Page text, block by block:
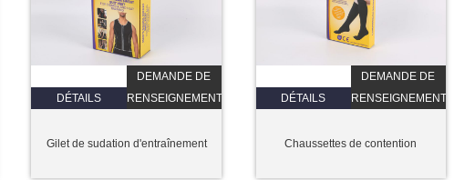
DÉTAILS
DEMANDE DE
RENSEIGNEMENTS
Gilet de sudation d'entraînement
DÉTAILS
DEMANDE DE
RENSEIGNEMENTS
Chaussettes de contention